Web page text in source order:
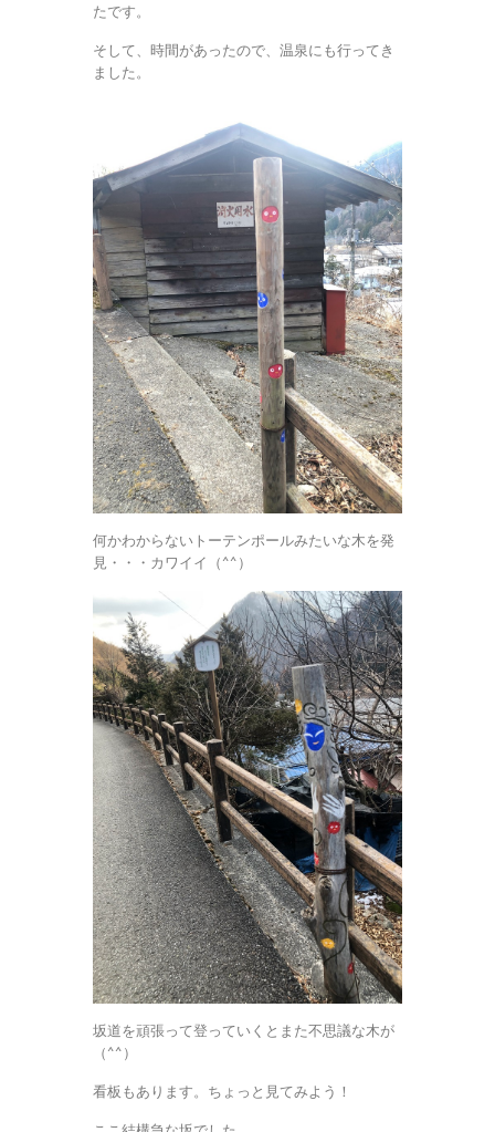
たです。
そして、時間があったので、温泉にも行ってき
ました。
何かわからないトーテンポールみたいな木を発
見・・・カワイイ（^^）
坂道を頑張って登っていくとまた不思議な木が
（^^）
看板もあります。ちょっと見てみよう！